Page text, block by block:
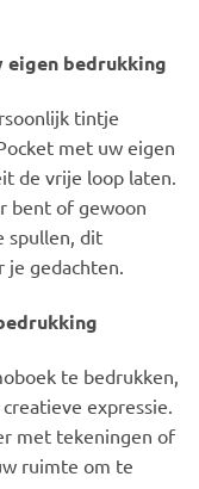
eigen bedrukking
tintje
met uw eigen
de vrije loop laten.
bent of gewoon
spullen, dit
je gedachten.
te bedrukken,
expressie.
met tekeningen of
ruimte om te